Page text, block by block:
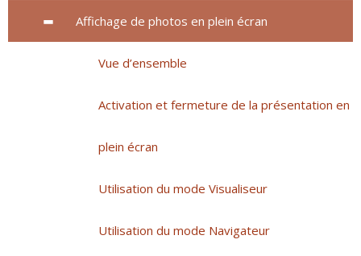
Affichage de photos en plein écran
Vue d’ensemble
Activation et fermeture de la présentation en
plein écran
Utilisation du mode Visualiseur
Utilisation du mode Navigateur